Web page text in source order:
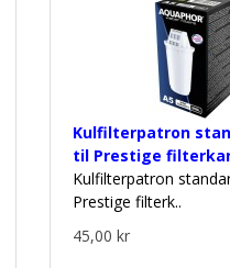
Kulfilterpatron
til Prestige
Kulfilterpatron
Prestige filterk..
45,00 kr